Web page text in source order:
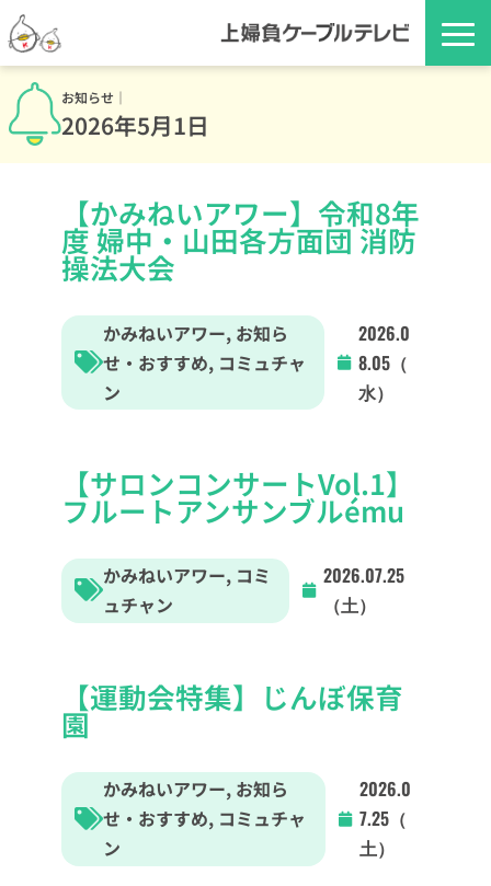
お知らせ｜
2026年5月1日
【かみねいアワー】令和8年
度 婦中・山田各方面団 消防
操法大会
かみねいアワー, お知ら
せ・おすすめ, コミュチャ
ン
2026.0
8.05（
水）
【サロンコンサートVol.1】
フルートアンサンブルému
かみねいアワー, コミ
ュチャン
2026.07.25
（土）
【運動会特集】じんぼ保育
園
かみねいアワー, お知ら
せ・おすすめ, コミュチャ
ン
2026.0
7.25（
土）